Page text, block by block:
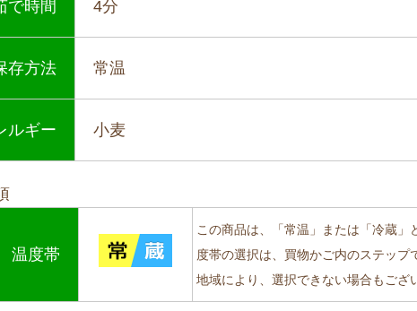
で時間 4分
存方法 常温
ルギー 小麦
温度帯
この商品は、「常温」または「冷蔵
度帯の選択は、買物かご内のステッ
地域により、選択できない場合もござ